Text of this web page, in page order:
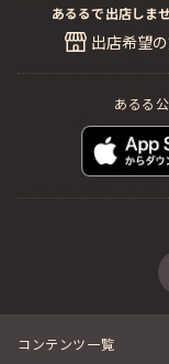
あるるで出店しま
出店希望
あるる
コンテンツ一覧